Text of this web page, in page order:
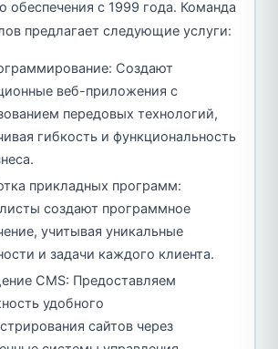
обеспечения с 1999 года. Команда
предлагает следующие услуги:
Создают
веб-приложения с
передовых технологий,
гибкость и функциональность
прикладных программ:
создают программное
учитывая уникальные
и задачи каждого клиента.
CMS: Предоставляем
удобного
сайтов через